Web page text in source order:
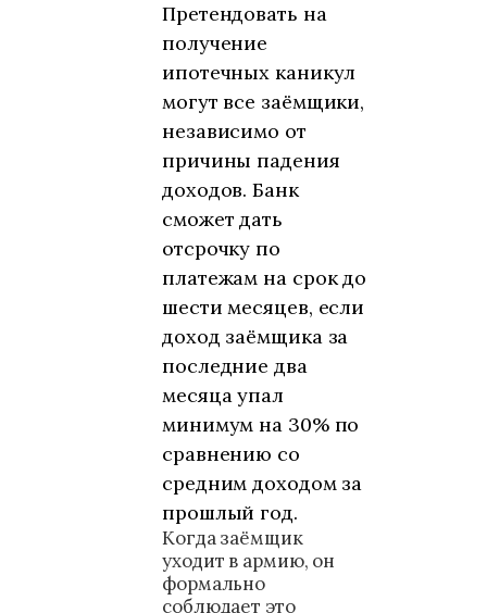
Претендовать на
получение
ипотечных каникул
могут все заёмщики,
независимо от
причины падения
доходов. Банк
сможет дать
отсрочку по
платежам на срок до
шести месяцев, если
доход заёмщика за
последние два
месяца упал
минимум на 30% по
сравнению со
средним доходом за
прошлый год.
Когда заёмщик
уходит в армию, он
формально
соблюдает это